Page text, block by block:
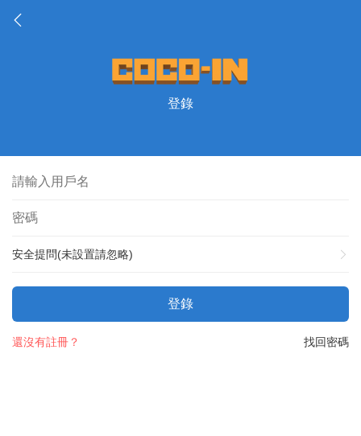
登錄
安全提問(未設置請忽略)
登錄
找回密碼
還沒有註冊？